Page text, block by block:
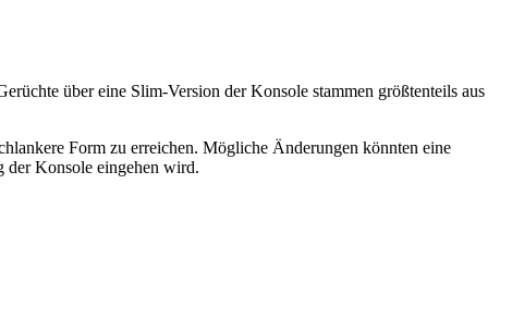
über eine Slim-Version der Konsole stammen größtenteils aus
Form zu erreichen. Mögliche Änderungen könnten eine
der Konsole eingehen wird.